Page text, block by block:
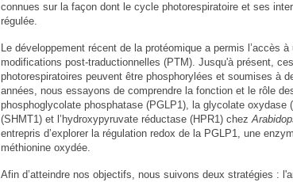
connues sur la façon dont le cycle photorespiratoire et ses
régulée.
Le développement récent de la protéomique a permis l’accès
modifications post-traductionnelles (PTM). Jusqu'à présent,
photorespiratoires peuvent être phosphorylées et soumises à
années, nous essayons de comprendre la fonction et le rôle
phosphoglycolate phosphatase (PGLP1), la glycolate oxydase
(SHMT1) et l’hydroxypyruvate réductase (HPR1) chez
entrepris d’explorer la régulation redox de la PGLP1, une
méthionine oxydée.
Afin d’atteindre nos objectifs, nous suivons deux stratégies :